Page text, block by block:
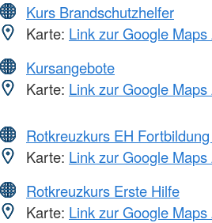
Kurs Brandschutzhelfer
Karte: Link zur Google
Kursangebote
Karte: Link zur Google
Rotkreuzkurs EH
Karte: Link zur Google
Rotkreuzkurs Erste Hilfe
Karte: Link zur Google